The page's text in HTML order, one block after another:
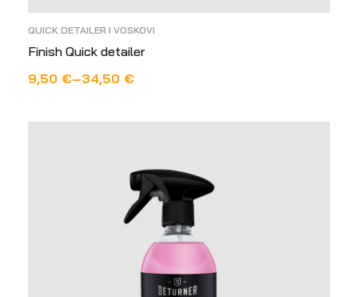
QUICK DETAILER I VOSKOVI
Finish Quick detailer
9,50 €–34,50 €